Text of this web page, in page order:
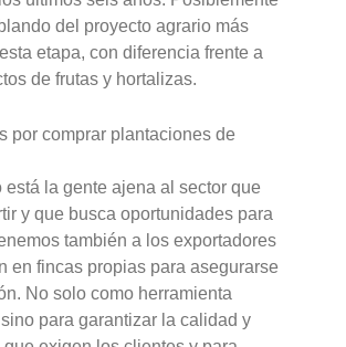
del proyecto agrario más
etapa, con diferencia frente a
de frutas y hortalizas.
por comprar plantaciones de
está la gente ajena al sector que
y que busca oportunidades para
también a los exportadores
en fincas propias para asegurarse
No solo como herramienta
para garantizar la calidad y